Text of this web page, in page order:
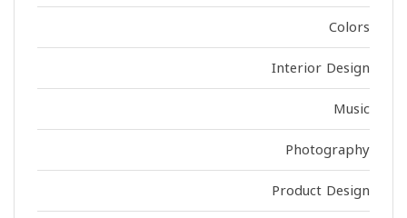
Colors
Interior Design
Music
Photography
Product Design